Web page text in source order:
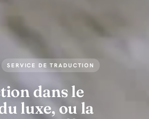
SERVICE DE TRADUCTION
dans le
luxe, ou la